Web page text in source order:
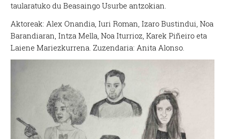
taularatuko du Beasaingo Usurbe antzokian.
Aktoreak: Alex Onandia, Iuri Roman, Izaro Bustindui, Noa
Barandiaran, Intza Mella, Noa Iturrioz, Karek Piñeiro eta
Laiene Mariezkurrena. Zuzendaria: Anita Alonso.